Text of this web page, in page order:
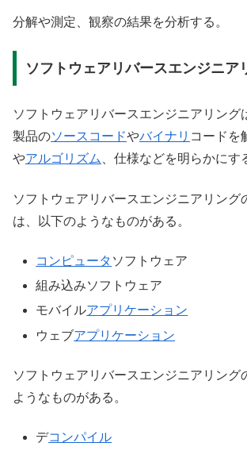
分解や測定、観察の結果を分析する。
ソフトウェアリバースエンジニア
ソフトウェアリバースエンジニアリング
製品のソースコードやバイナリ コードを
やアルゴリズム 、仕様などを明らかにす
ソフトウェアリバースエンジニアリング
は、以下のようなものがある。
コンピュータ ソフトウェア
組み込みソフトウェア
モバイルアプリケーション
ウェブアプリケーション
ソフトウェアリバースエンジニアリング
ようなものがある。
デコンパイル